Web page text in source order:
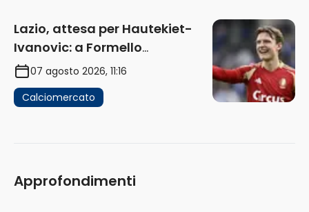
Lazio, attesa per Hautekiet-
Ivanovic: a Formello
attendono risposte
07 agosto 2026, 11:16
Calciomercato
Approfondimenti